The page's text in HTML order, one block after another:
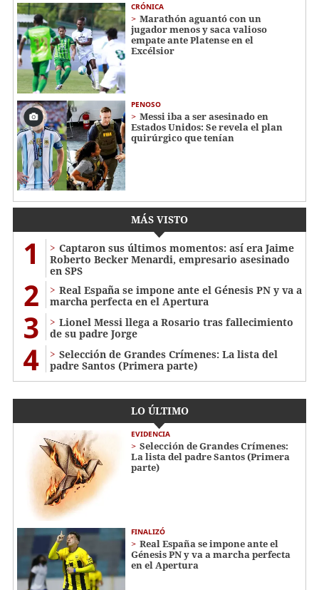
CRÓNICA
Marathón aguantó con un
jugador menos y saca valioso
empate ante Platense en el
Excélsior
PENOSO
Messi iba a ser asesinado en
Estados Unidos: Se revela el plan
quirúrgico que tenían
MÁS VISTO
1
Captaron sus últimos momentos: así era Jaime
Roberto Becker Menardi​​​, empresario asesinado
en SPS
2
Real España se impone ante el Génesis PN y va a
marcha perfecta en el Apertura
3
Lionel Messi llega a Rosario tras fallecimiento
de su padre Jorge
4
Selección de Grandes Crímenes: La lista del
padre Santos (Primera parte)
LO ÚLTIMO
EVIDENCIA
Selección de Grandes Crímenes:
La lista del padre Santos (Primera
parte)
FINALIZÓ
Real España se impone ante el
Génesis PN y va a marcha perfecta
en el Apertura